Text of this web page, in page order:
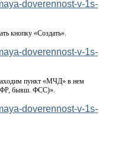
кнопку «Создать».
пункт «МЧД» в нем
бывш. ФСС)».